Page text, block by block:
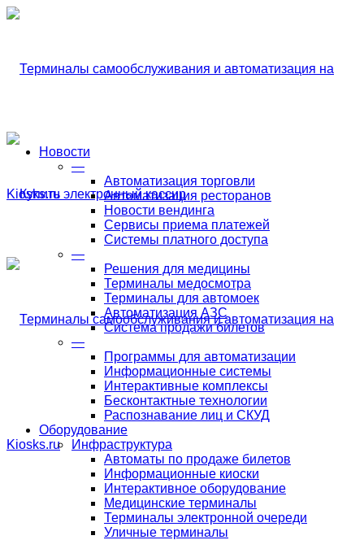
Новости
—
Автоматизация торговли
Автоматизация ресторанов
Новости вендинга
Сервисы приема платежей
Системы платного доступа
—
Решения для медицины
Терминалы медосмотра
Терминалы для автомоек
Автоматизация АЗС
Система продажи билетов
—
Программы для автоматизации
Информационные системы
Интерактивные комплексы
Бесконтактные технологии
Распознавание лиц и СКУД
Оборудование
Инфраструктура
Автоматы по продаже билетов
Информационные киоски
Интерактивное оборудование
Медицинские терминалы
Терминалы электронной очереди
Уличные терминалы